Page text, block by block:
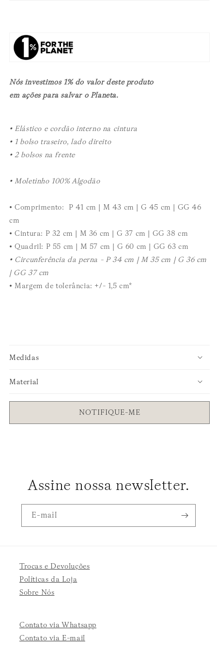
Nós investimos 1% do valor deste produto
em ações para salvar o Planeta.
• Elástico e cordão interno na cintura
• 1 bolso traseiro, lado direito
• 2 bolsos na frente
• Moletinho 100% Algodão
• Comprimento: P 41 cm | M 43 cm | G 45 cm | GG 46
cm
•Cintura: P 32 cm | M 36 cm | G 37 cm | GG 38 cm
•Quadril: P 55 cm | M 57 cm | G 60 cm | GG 63 cm
• Circunferência da perna - P 34 cm | M 35 cm | G 36 cm
| GG 37 cm
• Margem de tolerância: +/- 1,5 cm*
Medidas
Material
NOTIFIQUE-ME
Assine nossa newsletter.
E-mail
Trocas e Devoluções
Políticas da Loja
Sobre Nós
Contato via Whatsapp
Contato via E-mail